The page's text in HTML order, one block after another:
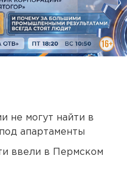
не могут найти в
апартаменты
ввели в Пермском